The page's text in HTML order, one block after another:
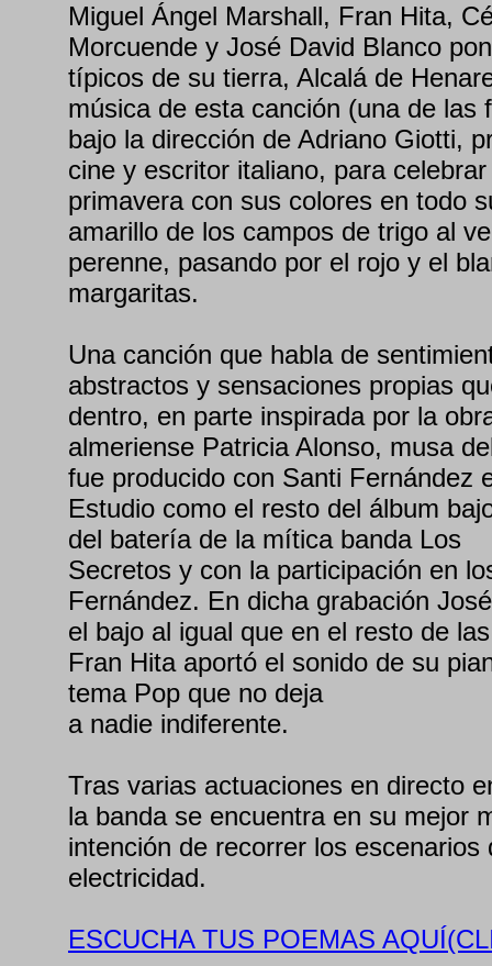
Miguel Ángel Marshall, Fran Hita,
Morcuende y José David Blanco
típicos de su tierra, Alcalá de
música de esta canción (una de las
bajo la dirección de Adriano Giotti,
cine y escritor italiano, para
primavera con sus colores en todo
amarillo de los campos de trigo al
perenne, pasando por el rojo y el
margaritas.
Una canción que habla de
abstractos y sensaciones propias
dentro, en parte inspirada por la
almeriense Patricia Alonso, musa
fue producido con Santi Fernández
Estudio como el resto del álbum
del batería de la mítica banda Los
Secretos y con la participación en
Fernández. En dicha grabación
el bajo al igual que en el resto de
Fran Hita aportó el sonido de su
tema Pop que no deja
a nadie indiferente.
Tras varias actuaciones en directo
la banda se encuentra en su mejor
intención de recorrer los escenarios
electricidad.
ESCUCHA TUS POEMAS